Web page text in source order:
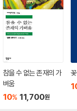
참을 수 없는 존재의 가
벼움
10% 11,700원